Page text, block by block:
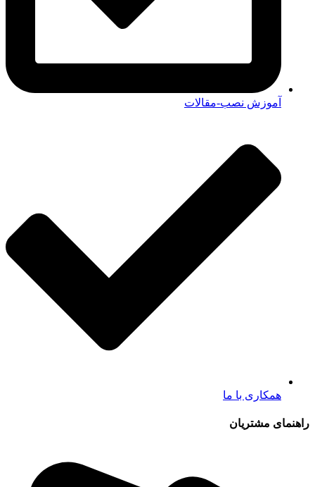
آموزش نصب-مقالات
همکاری با ما
راهنمای مشتریان